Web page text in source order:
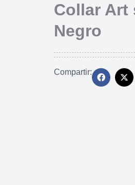
Collar Art
Negro
Compartir: